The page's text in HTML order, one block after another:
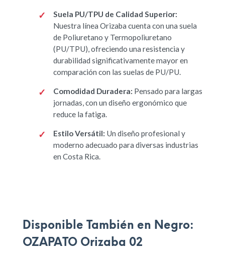
Suela PU/TPU de Calidad Superior:
Nuestra línea Orizaba cuenta con una suela
de Poliuretano y Termopoliuretano
(PU/TPU), ofreciendo una resistencia y
durabilidad significativamente mayor en
comparación con las suelas de PU/PU.
Comodidad Duradera: Pensado para largas
jornadas, con un diseño ergonómico que
reduce la fatiga.
Estilo Versátil: Un diseño profesional y
moderno adecuado para diversas industrias
en Costa Rica.
Disponible También en Negro:
OZAPATO Orizaba 02